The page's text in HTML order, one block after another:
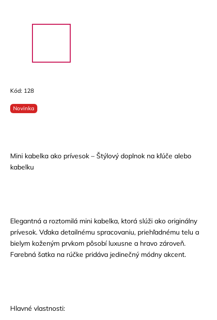
Kód: 128
Novinka
Mini kabelka ako prívesok – Štýlový doplnok na kľúče alebo
kabelku
Elegantná a roztomilá mini kabelka, ktorá slúži ako originálny
prívesok. Vďaka detailnému spracovaniu, priehľadnému telu a
bielym koženým prvkom pôsobí luxusne a hravo zároveň.
Farebná šatka na rúčke pridáva jedinečný módny akcent.
Hlavné vlastnosti: